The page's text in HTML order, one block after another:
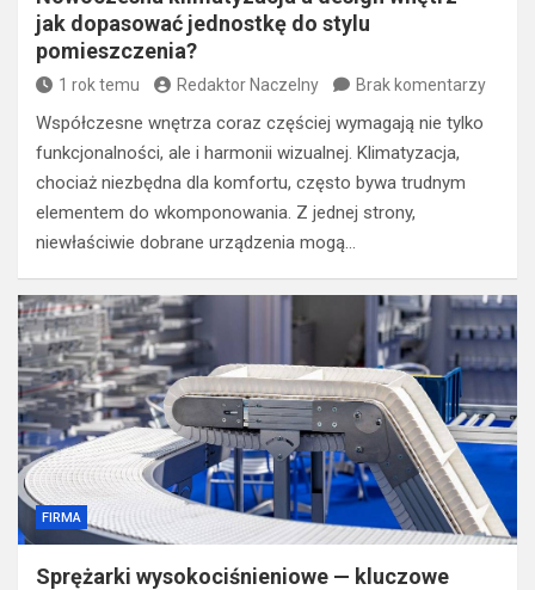
jak dopasować jednostkę do stylu
pomieszczenia?
1 rok temu Redaktor Naczelny Brak komentarzy
Współczesne wnętrza coraz częściej wymagają nie tylko
funkcjonalności, ale i harmonii wizualnej. Klimatyzacja,
chociaż niezbędna dla komfortu, często bywa trudnym
elementem do wkomponowania. Z jednej strony,
niewłaściwie dobrane urządzenia mogą…
FIRMA
Sprężarki wysokociśnieniowe — kluczowe